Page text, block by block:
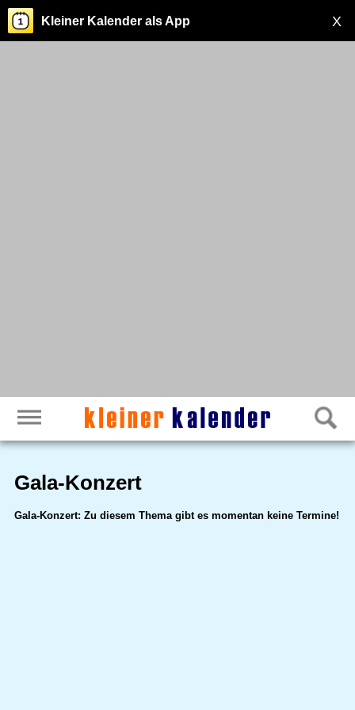
X
Kleiner Kalender als App
Gala-Konzert
Gala-Konzert: Zu diesem Thema gibt es momentan keine Termine!